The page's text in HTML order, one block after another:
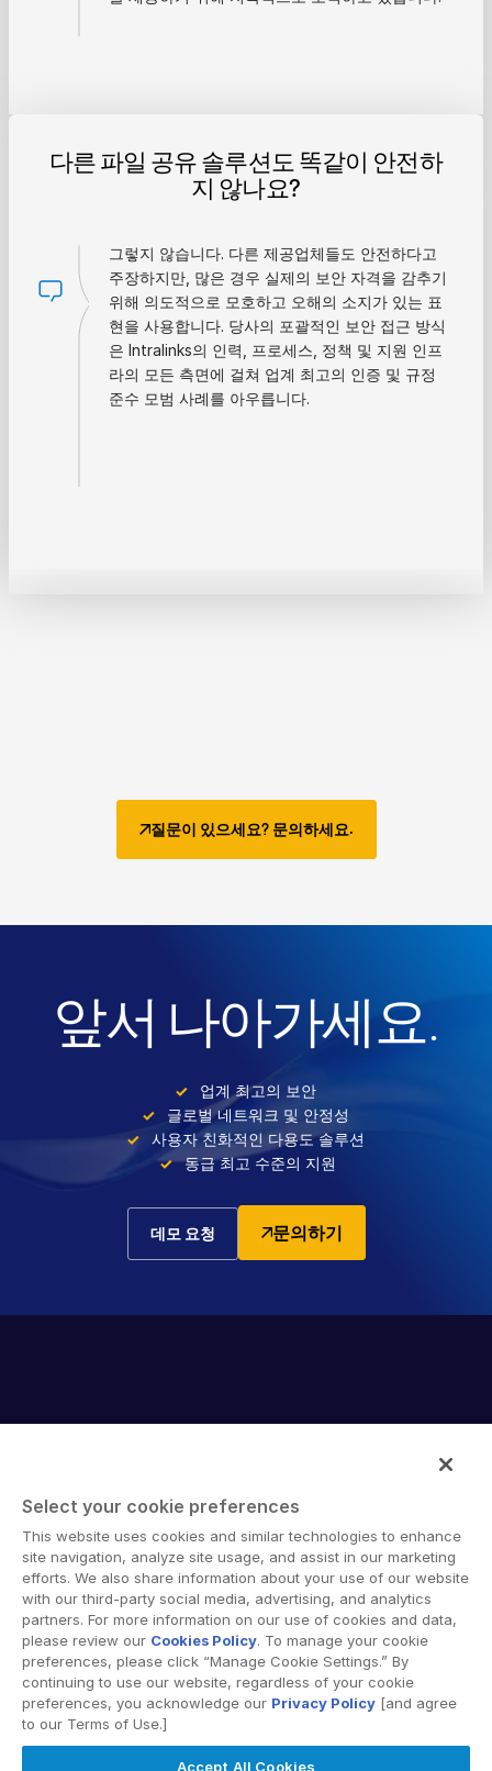
다른 파일 공유 솔루션도 똑같이 안전하
지 않나요?
그렇지 않습니다. 다른 제공업체들도 안전하다고
주장하지만, 많은 경우 실제의 보안 자격을 감추기
위해 의도적으로 모호하고 오해의 소지가 있는 표
현을 사용합니다. 당사의 포괄적인 보안 접근 방식
은 Intralinks의 인력, 프로세스, 정책 및 지원 인프
라의 모든 측면에 걸쳐 업계 최고의 인증 및 규정
준수 모범 사례를 아우릅니다.
질문이 있으세요? 문의하세요.
앞서 나아가세요.
데모 요청 문의하기
업계 최고의 보안
글로벌 네트워크 및 안정성
사용자 친화적인 다용도 솔루션
동급 최고 수준의 지원
Intralinks provides secure collaboration software and
secure online document sharing solutions that enable
enterprise collaboration across organizational, corporate
and geographical boundaries. Intralinks’ secure platform
provides tools for file sync and secure file-sharing,
collaborative workspaces and virtual data room (VDR)
solutions.
Select your cookie preferences
This website uses cookies and similar technologies to enhance
site navigation, analyze site usage, and assist in our marketing
efforts. We also share information about your use of our website
with our third-party social media, advertising, and analytics
partners. For more information on our use of cookies and data,
please review our Cookies Policy. To manage your cookie
preferences, please click “Manage Cookie Settings.” By
continuing to use our website, regardless of your cookie
preferences, you acknowledge our Privacy Policy [and agree
to our Terms of Use.]
Accept All Cookies